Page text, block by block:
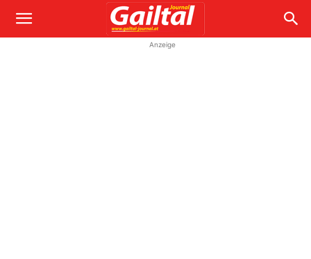
Anzeige